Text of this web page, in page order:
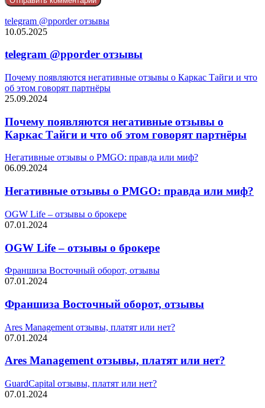
telegram @pporder отзывы
10.05.2025
telegram @pporder отзывы
Почему появляются негативные отзывы о Каркас Тайги и что
об этом говорят партнёры
25.09.2024
Почему появляются негативные отзывы о
Каркас Тайги и что об этом говорят партнёры
Негативные отзывы о PMGO: правда или миф?
06.09.2024
Негативные отзывы о PMGO: правда или миф?
OGW Life – отзывы о брокере
07.01.2024
OGW Life – отзывы о брокере
Франшиза Восточный оборот, отзывы
07.01.2024
Франшиза Восточный оборот, отзывы
Ares Management отзывы, платят или нет?
07.01.2024
Ares Management отзывы, платят или нет?
GuardCapital отзывы, платят или нет?
07.01.2024